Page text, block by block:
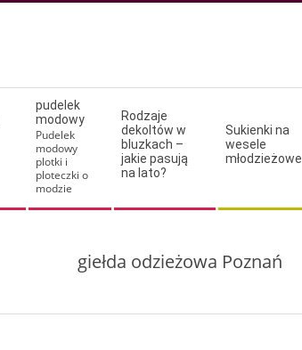
pudelek
modowy
Pudelek
modowy
plotki i
ploteczki o
modzie
Rodzaje
dekoltów w
bluzkach –
jakie pasują
na lato?
Sukienki na
wesele
młodzieżowe
giełda odzieżowa Poznań